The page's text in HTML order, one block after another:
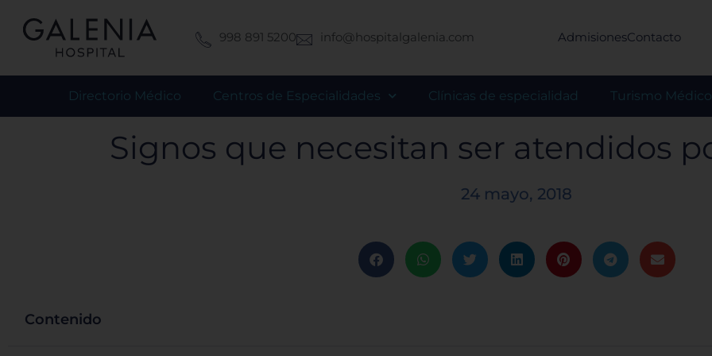
contenido
998 891 5200 info@hospitalgalenia.com AdmisionesContacto
Directorio Médico Centros de Especialidades Clínicas de especialidad Turismo Médico
Signos que necesitan ser atendidos
24 mayo, 2018
Contenido